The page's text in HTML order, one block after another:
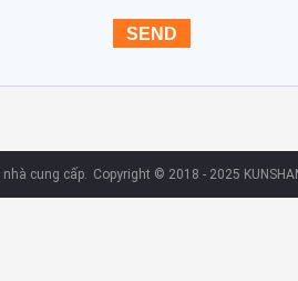
nhà cung cấp. Copyright © 2018 - 2025